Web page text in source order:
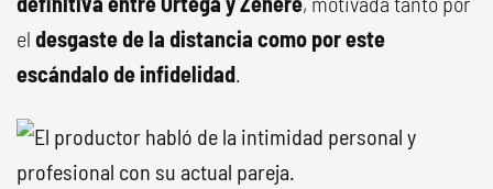
el desgaste de la distancia como por este
escándalo de infidelidad.